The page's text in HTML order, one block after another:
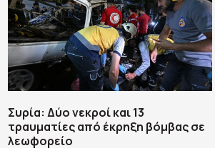
Συρία: Δύο νεκροί και 13
τραυματίες από έκρηξη βόμβας σε
λεωφορείο